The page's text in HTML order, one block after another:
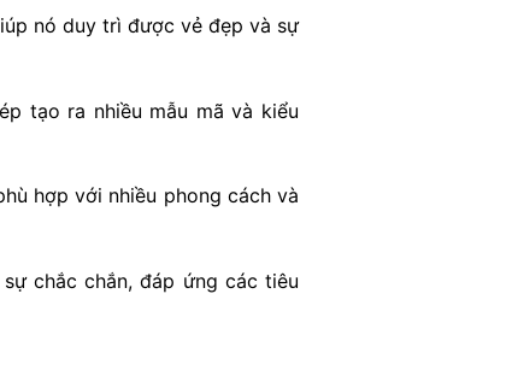
nó duy trì được vẻ đẹp và sự
tạo ra nhiều mẫu mã và kiểu
hợp với nhiều phong cách và
chắc chắn, đáp ứng các tiêu